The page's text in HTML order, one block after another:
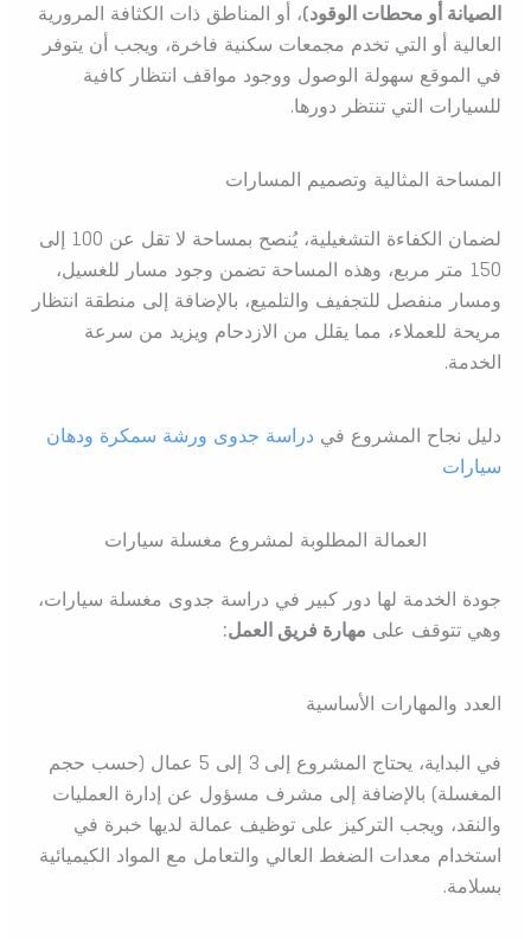
الصيانة أو محطات الوقود)، أو المناطق ذات الكثافة المرورية
العالية أو التي تخدم مجمعات سكنية فاخرة، ويجب أن يتوفر
في الموقع سهولة الوصول ووجود مواقف انتظار كافية
للسيارات التي تنتظر دورها.
المساحة المثالية وتصميم المسارات
لضمان الكفاءة التشغيلية، يُنصح بمساحة لا تقل عن 100 إلى
150 متر مربع، وهذه المساحة تضمن وجود مسار للغسيل،
ومسار منفصل للتجفيف والتلميع، بالإضافة إلى منطقة انتظار
مريحة للعملاء، مما يقلل من الازدحام ويزيد من سرعة
الخدمة.
دليل نجاح المشروع في دراسة جدوى ورشة سمكرة ودهان
سيارات
العمالة المطلوبة لمشروع مغسلة سيارات
جودة الخدمة لها دور كبير في دراسة جدوى مغسلة سيارات،
وهي تتوقف على مهارة فريق العمل:
العدد والمهارات الأساسية
في البداية، يحتاج المشروع إلى 3 إلى 5 عمال (حسب حجم
المغسلة) بالإضافة إلى مشرف مسؤول عن إدارة العمليات
والنقد، ويجب التركيز على توظيف عمالة لديها خبرة في
استخدام معدات الضغط العالي والتعامل مع المواد الكيميائية
بسلامة.